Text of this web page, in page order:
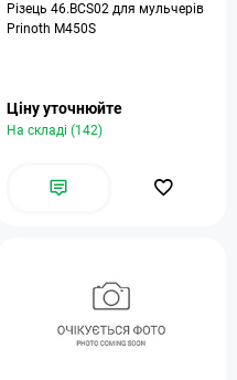
Різець 46.BCS02 для мульчерів
Prinoth M450S
Ціну уточнюйте
На складі (142)